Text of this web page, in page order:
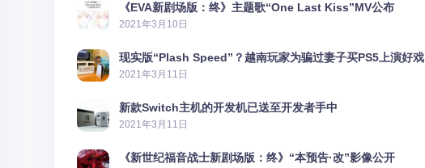
《EVA新剧场版：终》主题歌“One Last Kiss”MV公布
2021年3月10日
现实版“Plash Speed”？越南玩家为骗过妻子买PS5上演好戏
2021年3月11日
新款Switch主机的开发机已送至开发者手中
2021年3月11日
《新世纪福音战士新剧场版：终》“本预告·改”影像公开